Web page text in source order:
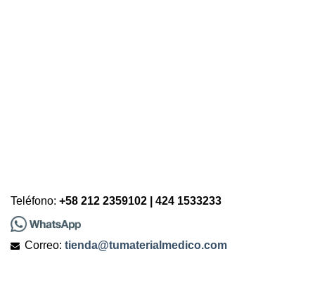
Teléfono: +58 212 2359102 | 424 1533233
Correo: tienda@tumaterialmedico.com